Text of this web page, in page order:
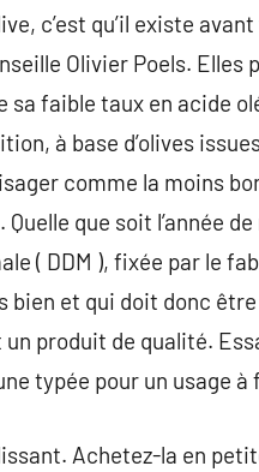
c’est qu’il existe
Olivier Poels. Elles
faible taux en acide
à base d’olives
comme la moins
que soit l’année
( DDM ), fixée par le
bien et qui doit donc
produit de qualité.
typée pour un usage à
Achetez-la en